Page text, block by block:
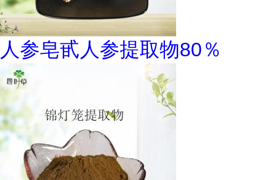
人参皂甙人参提取物80％